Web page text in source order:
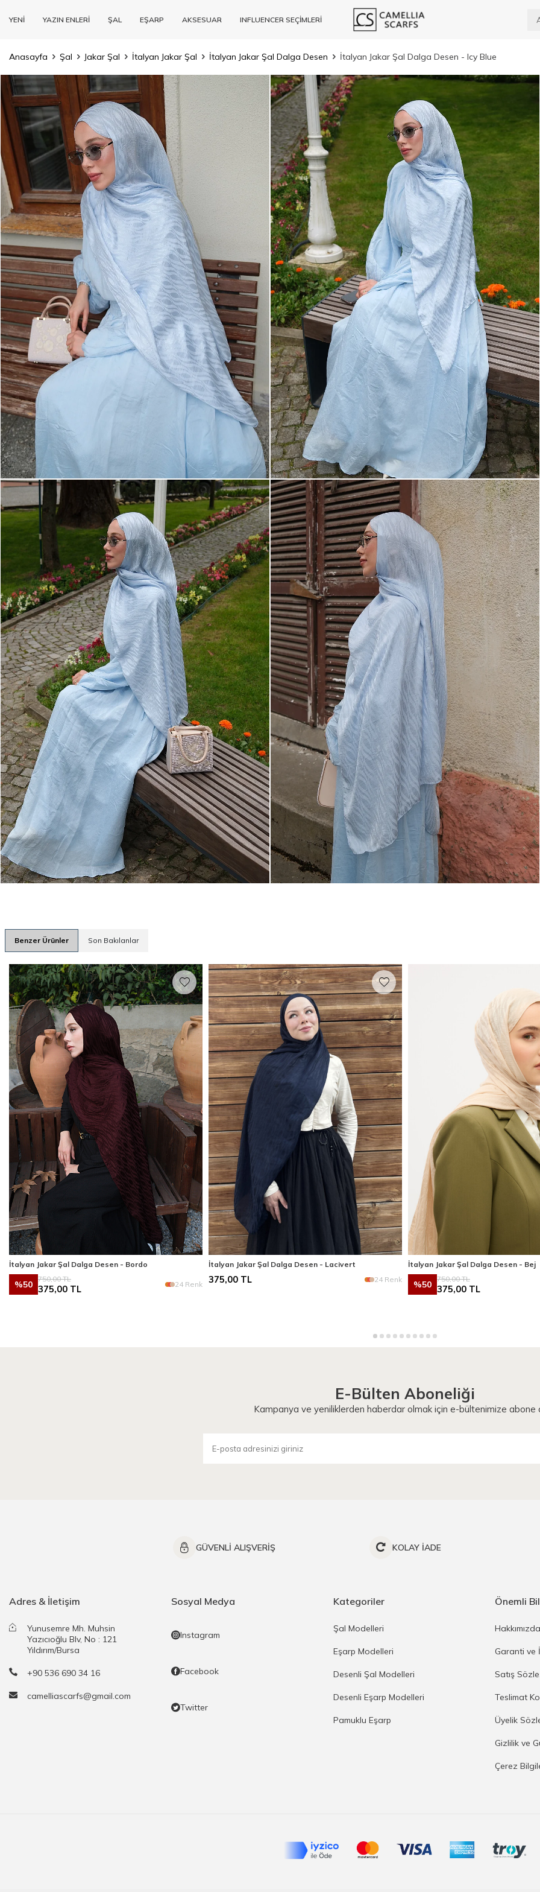
YENİ YAZIN ENLERİ ŞAL EŞARP AKSESUAR INFLUENCER SEÇİMLERİ
Anasayfa Şal Jakar Şal İtalyan Jakar Şal İtalyan Jakar Şal Dalga Desen İtalyan Jakar Şal Dalga Desen - Icy Blue
Benzer Ürünler Son Bakılanlar
İtalyan Jakar Şal Dalga Desen - Bordo
%50
750,00TL
375,00 TL 24 Renk
İtalyan Jakar Şal Dalga Desen - Lacivert
375,00 TL 24 Renk
İtalyan Jakar Şal Dalga Desen - Bej
%50
750,00TL
375,00 TL
E-Bülten Aboneliği
Kampanya ve yeniliklerden haberdar olmak için e-bültenimize abone
GÜVENLİ ALIŞVERİŞ KOLAY İADE
Adres & İletişim
Yunusemre Mh. Muhsin
Yazıcıoğlu Blv, No : 121
Yıldırım/Bursa
+90 536 690 34 16
camelliascarfs@gmail.com
Sosyal Medya
Instagram
Facebook
Twitter
Kategoriler
Şal Modelleri
Eşarp Modelleri
Desenli Şal Modelleri
Desenli Eşarp Modelleri
Pamuklu Eşarp
Önemli
Garanti ve
Satış
Teslimat
Üyelik
Gizlilik ve
Çerez